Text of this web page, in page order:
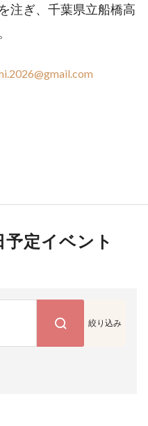
注ぎ、千葉県立船橋高
定イベント
絞り込み